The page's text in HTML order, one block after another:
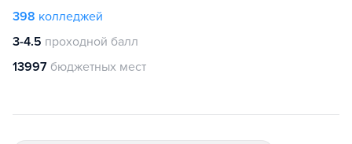
398 колледжей
3-4.5 проходной балл
13997 бюджетных мест